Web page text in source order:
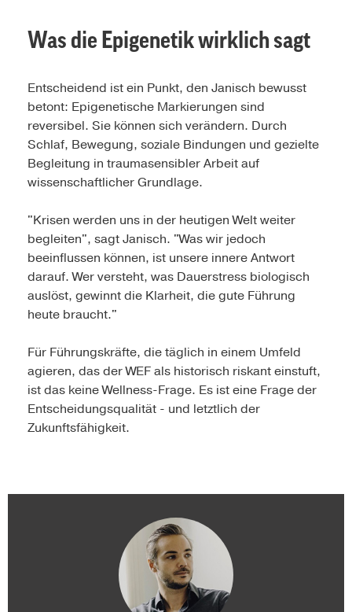
Was die Epigenetik wirklich sagt
Entscheidend ist ein Punkt, den Janisch bewusst
betont: Epigenetische Markierungen sind
reversibel. Sie können sich verändern. Durch
Schlaf, Bewegung, soziale Bindungen und gezielte
Begleitung in traumasensibler Arbeit auf
wissenschaftlicher Grundlage.
"Krisen werden uns in der heutigen Welt weiter
begleiten", sagt Janisch. "Was wir jedoch
beeinflussen können, ist unsere innere Antwort
darauf. Wer versteht, was Dauerstress biologisch
auslöst, gewinnt die Klarheit, die gute Führung
heute braucht."
Für Führungskräfte, die täglich in einem Umfeld
agieren, das der WEF als historisch riskant einstuft,
ist das keine Wellness-Frage. Es ist eine Frage der
Entscheidungsqualität - und letztlich der
Zukunftsfähigkeit.